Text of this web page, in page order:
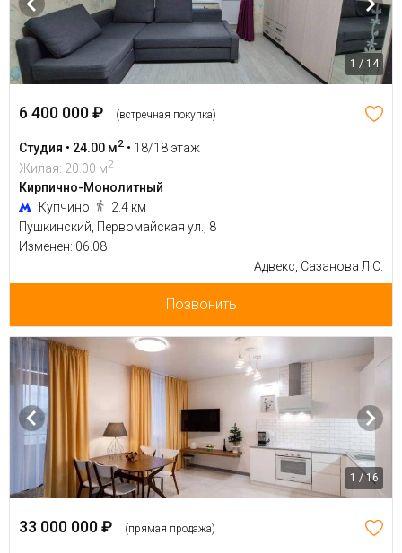
1 / 14
6 400 000 ₽ (встречная покупка)
Студия • 24.00 м2 • 18/18 этаж
Жилая: 20.00 м2
Кирпично-Монолитный
Купчино
2.4 км
Пушкинский, Первомайская ул., 8
Изменен: 06.08
Адвекс, Сазанова Л.С.
Позвонить
1 / 16
33 000 000 ₽ (прямая продажа)